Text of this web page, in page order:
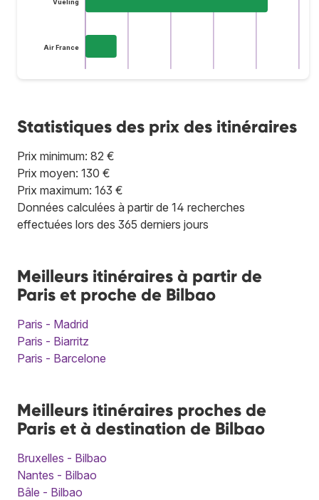
Air France
Statistiques des prix des itinéraires
Prix minimum: 82 €
Prix moyen: 130 €
Prix maximum: 163 €
Données calculées à partir de 14 recherches
effectuées lors des 365 derniers jours
Meilleurs itinéraires à partir de
Paris et proche de Bilbao
Paris - Madrid
Paris - Biarritz
Paris - Barcelone
Meilleurs itinéraires proches de
Paris et à destination de Bilbao
Bruxelles - Bilbao
Nantes - Bilbao
Bâle - Bilbao